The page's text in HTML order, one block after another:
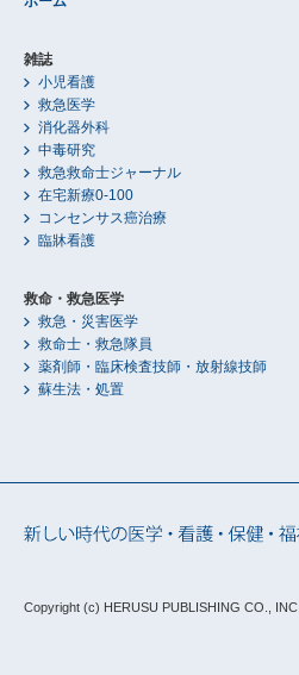
雑誌
小児看護
救急医学
消化器外科
中毒研究
救急救命士ジャーナル
在宅新療0-100
コンセンサス癌治療
臨牀看護
救命・救急医学
救急・災害医学
救命士・救急隊員
薬剤師・臨床検査技師・放射線技師
蘇生法・処置
Copyright (c) HERUSU PUBLISHING CO., INC.